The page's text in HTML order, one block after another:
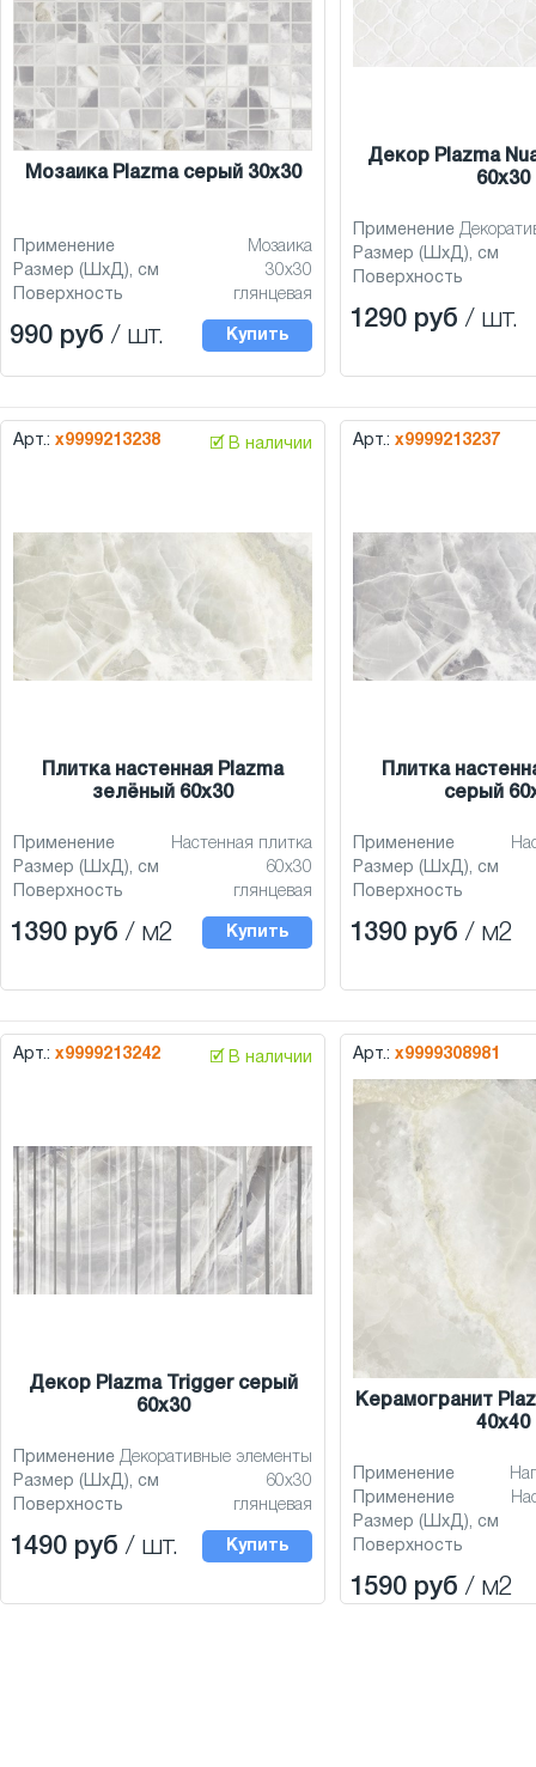
Мозаика Plazma серый 30x30
Применение
Мозаика
Размер (ШхД), см
30x30
Поверхность
глянцевая
990 руб / шт. Купить
Декор Plazma
60x30
Применение
Размер (ШхД), см
Поверхность
1290 руб / шт.
Арт.: х9999213238 🗹 В наличии
Плитка настенная Plazma
зелёный 60x30
Применение
Настенная плитка
Размер (ШхД), см
60x30
Поверхность
глянцевая
1390 руб / м2 Купить
Арт.: х9999213237
Плитка
серый
Применение
Размер (ШхД), см
Поверхность
1390 руб / м2
Арт.: х9999213242 🗹 В наличии
Декор Plazma Trigger серый
60x30
Применение Декоративные элементы
Размер (ШхД), см
60x30
Поверхность
глянцевая
1490 руб / шт. Купить
Арт.: х9999308981
Керамогранит
40x40
Применение
Применение
Размер (ШхД), см
Поверхность
1590 руб / м2